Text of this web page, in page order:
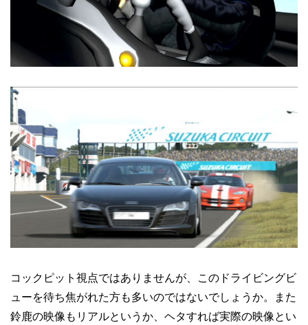
コックピット視点ではありませんが、このドライビングビ
ューを待ち焦がれた方も多いのではないでしょうか。また
鈴鹿の映像もリアルというか、ヘタすれば実際の映像とい